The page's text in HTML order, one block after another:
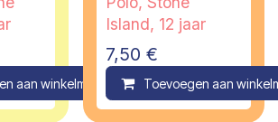
aan winkelmandje Compare
Island, 12 jaar
7,50 €
Toevoegen aan